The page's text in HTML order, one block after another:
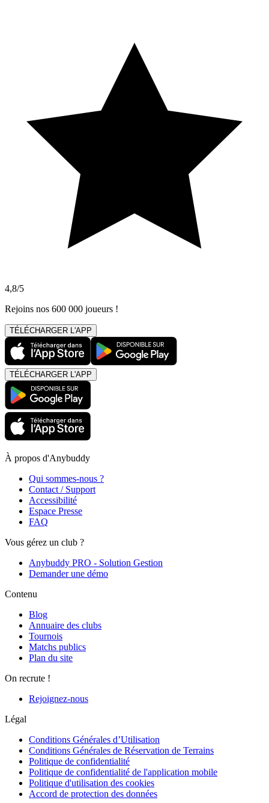
4,8/5
Rejoins nos 600 000 joueurs !
TÉLÉCHARGER L'APP
TÉLÉCHARGER L'APP
À propos d'Anybuddy
Qui sommes-nous ?
Contact / Support
Accessibilité
Espace Presse
FAQ
Vous gérez un club ?
Anybuddy PRO - Solution Gestion
Demander une démo
Contenu
Blog
Annuaire des clubs
Tournois
Matchs publics
Plan du site
On recrute !
Rejoignez-nous
Légal
Conditions Générales d’Utilisation
Conditions Générales de Réservation de Terrains
Politique de confidentialité
Politique de confidentialité de l'application mobile
Politique d'utilisation des cookies
Accord de protection des données